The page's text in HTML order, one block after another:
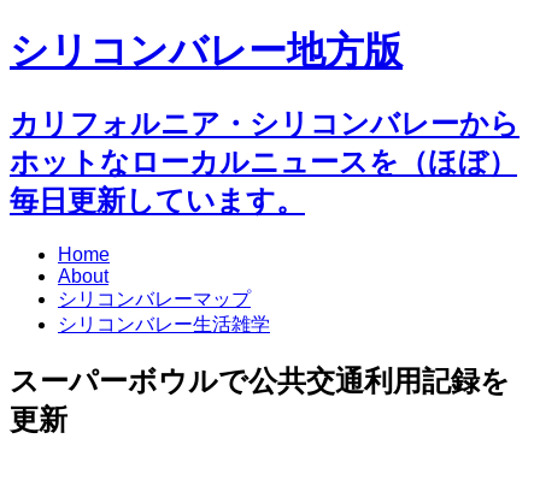
シリコンバレー地方版
カリフォルニア・シリコンバレーから
ホットなローカルニュースを（ほぼ）
毎日更新しています。
Home
About
シリコンバレーマップ
シリコンバレー生活雑学
スーパーボウルで公共交通利用記録を
更新